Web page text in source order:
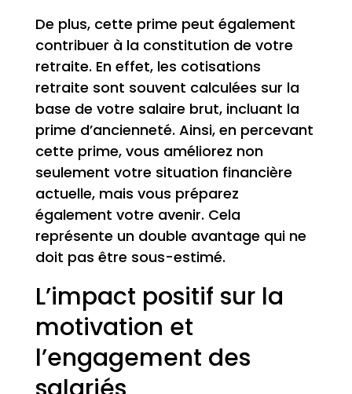
De plus, cette prime peut également
contribuer à la constitution de votre
retraite. En effet, les cotisations
retraite sont souvent calculées sur la
base de votre salaire brut, incluant la
prime d’ancienneté. Ainsi, en percevant
cette prime, vous améliorez non
seulement votre situation financière
actuelle, mais vous préparez
également votre avenir. Cela
représente un double avantage qui ne
doit pas être sous-estimé.
L’impact positif sur la
motivation et
l’engagement des